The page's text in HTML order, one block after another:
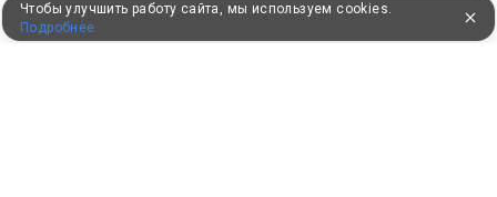
Чтобы улучшить работу сайта, мы используем cookies.
Подробнее